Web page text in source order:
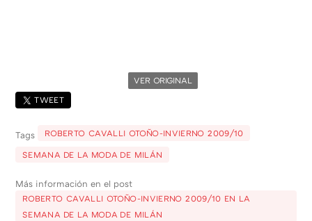
VER ORIGINAL
TWEET
Tags ROBERTO CAVALLI OTOÑO-INVIERNO 2009/10
SEMANA DE LA MODA DE MILÁN
Más información en el post
ROBERTO CAVALLI OTOÑO-INVIERNO 2009/10 EN LA
SEMANA DE LA MODA DE MILÁN